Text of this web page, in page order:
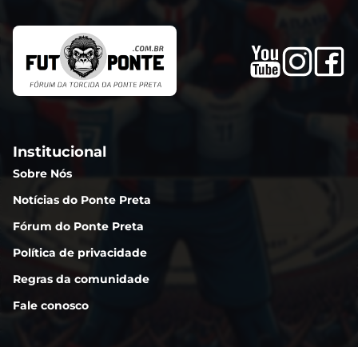
Institucional
Sobre Nós
Notícias do Ponte Preta
Fórum do Ponte Preta
Política de privacidade
Regras da comunidade
Fale conosco